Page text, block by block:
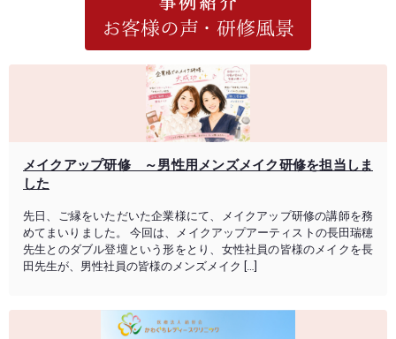
メイクアップ研修 ～男性用メンズメイク研修を担当しま
した
先日、ご縁をいただいた企業様にて、メイクアップ研修の講師を務
めてまいりました。 今回は、メイクアップアーティストの長田瑞穂
先生とのダブル登壇という形をとり、女性社員の皆様のメイクを長
田先生が、男性社員の皆様のメンズメイク […]